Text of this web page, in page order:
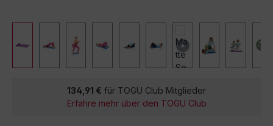
134,91 € für TOGU Club Mitglieder
Erfahre mehr über den TOGU Club